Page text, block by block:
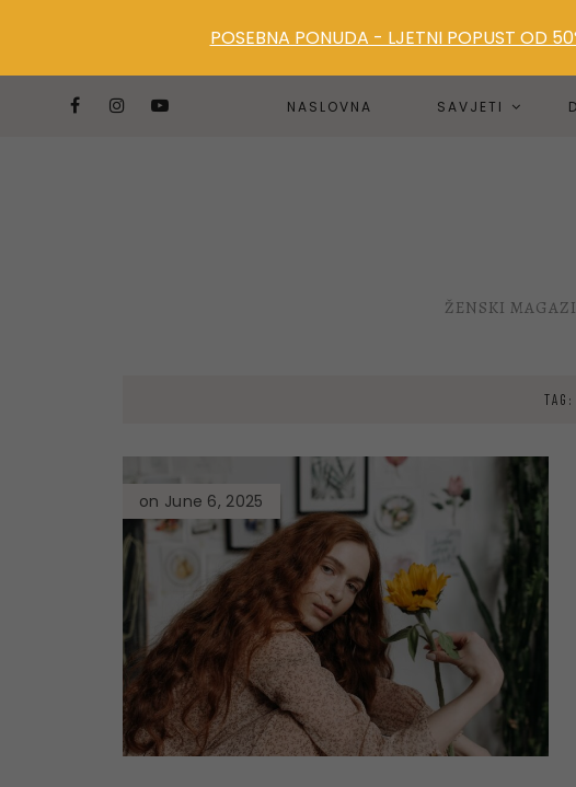
NASLOVNA SAVJETI
ŽENSKI
on June 6, 2025
POSEBNA PONUDA - LJETNI POPUST OD